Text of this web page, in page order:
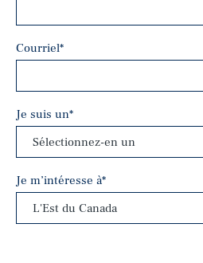
Courriel*
Je suis un*
Je m’intéresse à*